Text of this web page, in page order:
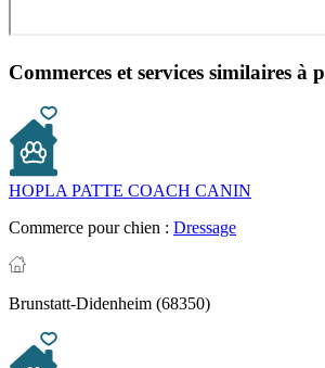
Commerces et services similaires à
HOPLA PATTE COACH CANIN
Commerce pour chien : Dressage
Brunstatt-Didenheim (68350)